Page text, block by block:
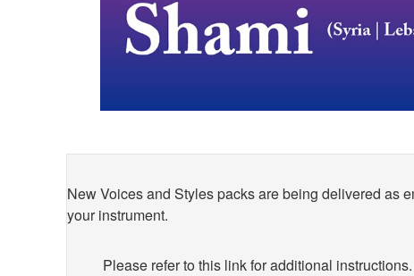
New Voices and Styles packs are being delivered as
your instrument.
Please refer to this link for additional instructions.